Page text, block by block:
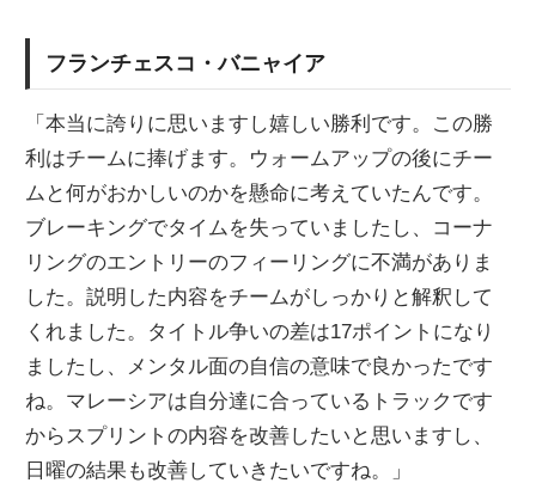
フランチェスコ・バニャイア
「本当に誇りに思いますし嬉しい勝利です。この勝
利はチームに捧げます。ウォームアップの後にチー
ムと何がおかしいのかを懸命に考えていたんです。
ブレーキングでタイムを失っていましたし、コーナ
リングのエントリーのフィーリングに不満がありま
した。説明した内容をチームがしっかりと解釈して
くれました。タイトル争いの差は17ポイントになり
ましたし、メンタル面の自信の意味で良かったです
ね。マレーシアは自分達に合っているトラックです
からスプリントの内容を改善したいと思いますし、
日曜の結果も改善していきたいですね。」